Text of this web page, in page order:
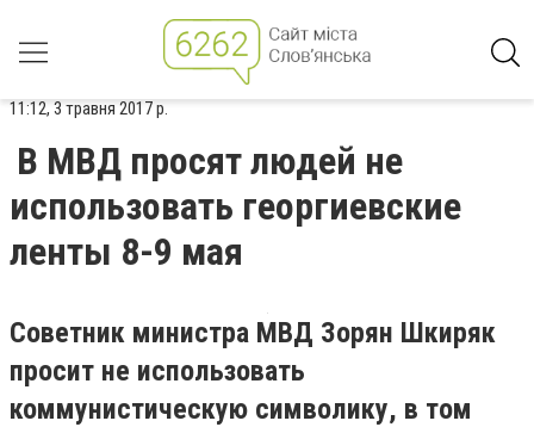
11:12, 3 травня 2017 р.
В МВД просят людей не
использовать георгиевские
ленты 8-9 мая
Советник министра МВД Зорян Шкиряк
просит не использовать
коммунистическую символику, в том